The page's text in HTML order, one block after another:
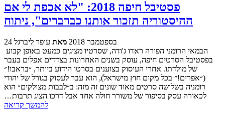
פסטיבל חיפה 2018: "לא אכפת לי אם
ההיסטוריה תזכור אותנו כברברים", ניתוח
24 בספטמבר 2018 מאת עופר ליברגל
בפסטיבל הסרטים חיפה, עוסק בשנים האחרונות בצדדים אפלים בעבר
של מולדתו. אחרי העיסוק בצוענים בסרטו הידוע ביותר, ״בראבו!״
(״אפרים!״ בכל מקום חוץ מישראל), הוא עבר לעסוק בגורל של יהודי
רומניה בשלושה סרטים מאוד שונים זה מזה: ב״לבבות מצולקים״ הוא
לכאורה עסק בסיפור של משורר חולה אחד אבל דרכו הציג תרבות…
להמשך קריאה